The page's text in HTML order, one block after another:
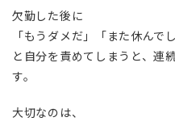
欠勤した後に
「もうダメだ」「また休んで
と自分を責めてしまうと、連
す。
大切なのは、